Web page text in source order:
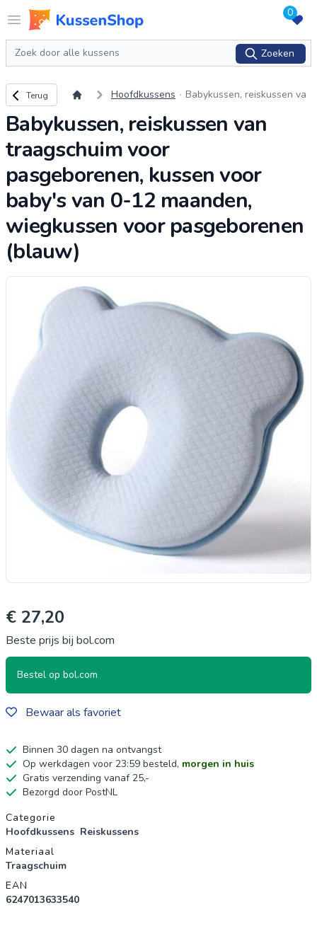
Open menu
Logo www.kussenshop.nl 0
Zoeken
Zoeken
Terug naar overzicht
Terug Hoofdkussens
Babykussen, reiskussen va
orenen, kussen voor baby's
Babykussen, reiskussen van
traagschuim voor
pasgeborenen, kussen voor
baby's van 0-12 maanden,
wiegkussen voor pasgeborenen
(blauw)
€ 27,20
Beste prijs bij bol.com
Bestel op bol.com
Bewaar als favoriet
Binnen 30 dagen na ontvangst
Op werkdagen voor 23:59 besteld, morgen in huis
Gratis verzending vanaf 25,-
Bezorgd door PostNL
Productgegevens
Categorie
Hoofdkussens Reiskussens
Materiaal
Traagschuim
EAN
6247013633540